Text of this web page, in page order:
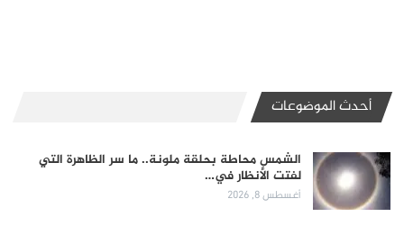
أحدث الموضوعات
الشمس محاطة بحلقة ملونة.. ما سر الظاهرة التي
لفتت الأنظار في…
أغسطس 8, 2026